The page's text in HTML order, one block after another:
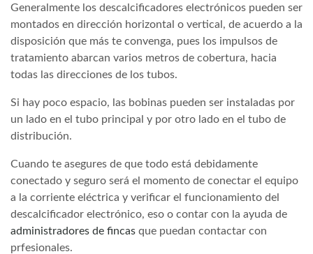
Generalmente los descalcificadores electrónicos pueden ser
montados en dirección horizontal o vertical, de acuerdo a la
disposición que más te convenga, pues los impulsos de
tratamiento abarcan varios metros de cobertura, hacia
todas las direcciones de los tubos.
Si hay poco espacio, las bobinas pueden ser instaladas por
un lado en el tubo principal y por otro lado en el tubo de
distribución.
Cuando te asegures de que todo está debidamente
conectado y seguro será el momento de conectar el equipo
a la corriente eléctrica y verificar el funcionamiento del
descalcificador electrónico, eso o contar con la ayuda de
administradores de fincas que puedan contactar con
prfesionales.